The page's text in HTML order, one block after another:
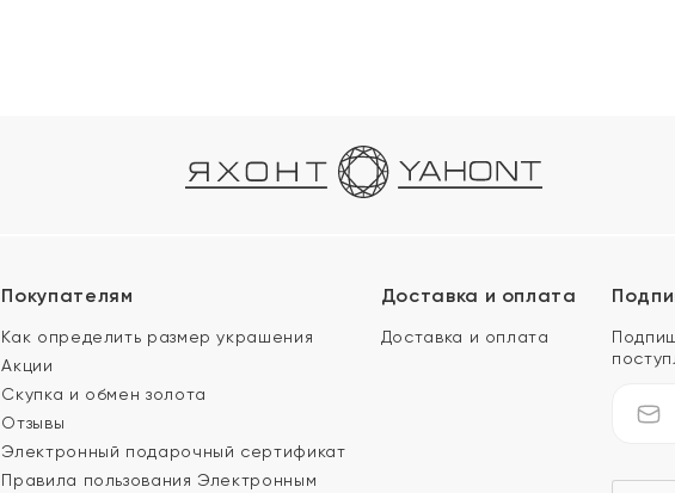
Покупателям
Как определить размер украшения
Акции
Скупка и обмен золота
Отзывы
Электронный подарочный сертификат
Правила пользования Электронным
Доставка и оплата
Доставка и оплата